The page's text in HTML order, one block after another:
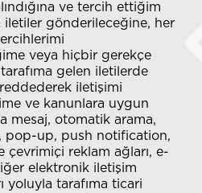
ve tercih ettiğim
iletiler gönderileceğine, her
veya hiçbir gerekçe
gelen iletilerde
iletişimi
ve kanunlara uygun
mesaj, otomatik arama,
pop-up, push notification,
çevrimiçi reklam ağları, e-
elektronik iletişim
yoluyla tarafıma ticari